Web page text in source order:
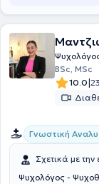
BSc, MSc
10.0|
Γνωστική
Σχετικά με την
Ψυχολόγος -